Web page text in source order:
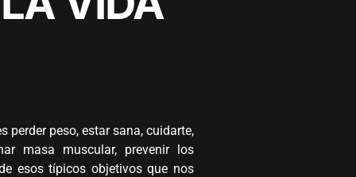
perder peso, estar sana, cuidarte,
masa muscular, prevenir los
esos típicos objetivos que nos